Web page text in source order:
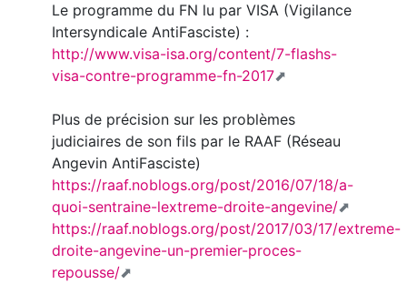
Le programme du FN lu par VISA (Vigilance
Intersyndicale AntiFasciste) :
http://www.visa-isa.org/content/7-flashs-
visa-contre-programme-fn-2017
Plus de précision sur les problèmes
judiciaires de son fils par le RAAF (Réseau
Angevin AntiFasciste)
https://raaf.noblogs.org/post/2016/07/18/a-
quoi-sentraine-lextreme-droite-angevine/
https://raaf.noblogs.org/post/2017/03/17/extreme-
droite-angevine-un-premier-proces-
repousse/